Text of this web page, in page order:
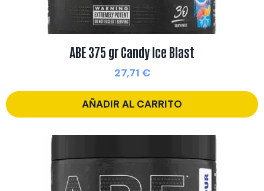
ABE 375 gr Candy Ice Blast
27,71 €
AÑADIR AL CARRITO